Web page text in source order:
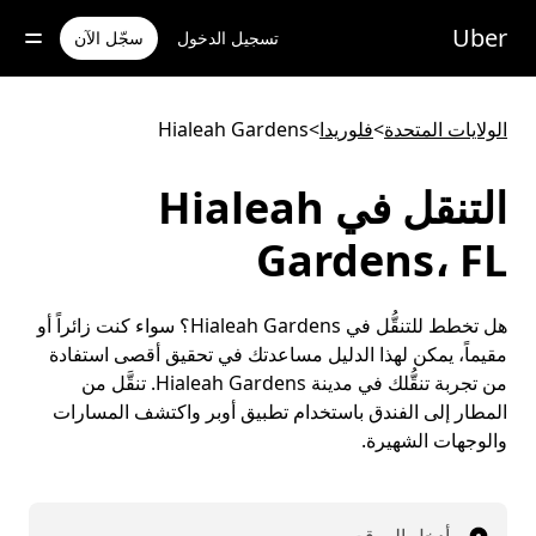
للوصول
المحتوى
Uber تسجيل الدخول سجّل الآن
الولايات المتحدة>فلوريدا>
Hialeah Gardens
التنقل في Hialeah
Gardens، FL
هل تخطط للتنقُّل في Hialeah Gardens؟ سواء كنت زائراً أو
مقيماً، يمكن لهذا الدليل مساعدتك في تحقيق أقصى استفادة
من تجربة تنقُّلك في مدينة Hialeah Gardens. تنقَّل من
المطار إلى الفندق باستخدام تطبيق أوبر واكتشف المسارات
والوجهات الشهيرة.